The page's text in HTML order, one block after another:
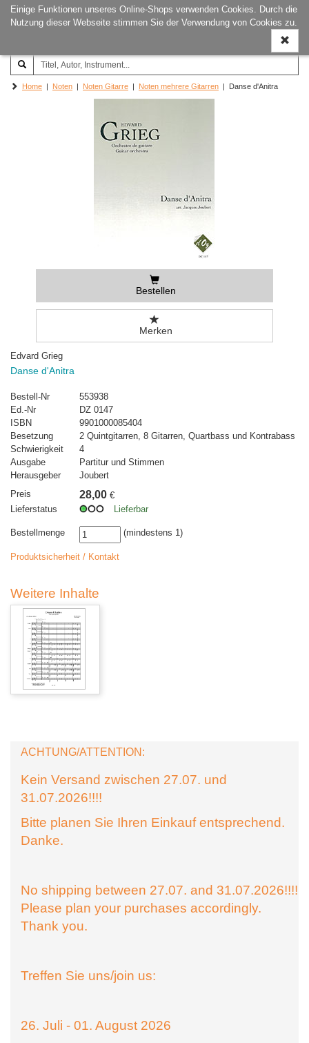
Einige Funktionen unseres Online-Shops verwenden Cookies. Durch die
Nutzung dieser Webseite stimmen Sie der Verwendung von Cookies zu.
ein-/
Joachim‐Trekel‐Musikverlag,
Hamburg
Home | Noten | Noten Gitarre | Noten mehrere Gitarren | Danse d'Anitra
Bestellen
Merken
Edvard Grieg
Danse d'Anitra
Bestell-Nr
553938
Ed.-Nr
DZ 0147
ISBN
9901000085404
Besetzung
2 Quintgitarren, 8 Gitarren, Quartbass und Kontrabass
Schwierigkeit
4
Ausgabe
Partitur und Stimmen
Herausgeber
Joubert
Preis
28,00 €
Lieferstatus
Lieferbar
Bestellmenge (mindestens 1)
Produktsicherheit / Kontakt
Weitere Inhalte
ACHTUNG/ATTENTION:
Kein Versand zwischen 27.07. und
31.07.2026!!!!
Bitte planen Sie Ihren Einkauf entsprechend.
Danke.
No shipping between 27.07. and 31.07.2026!!!!
Please plan your purchases accordingly.
Thank you.
Treffen Sie uns/join us:
26. Juli - 01. August 2026